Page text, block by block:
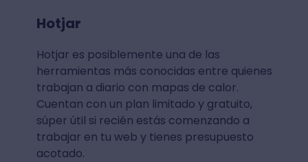
Hotjar
Hotjar es posiblemente una de las
herramientas más conocidas entre quienes
trabajan a diario con mapas de calor.
Cuentan con un plan limitado y gratuito,
súper útil si recién estás comenzando a
trabajar en tu web y tienes presupuesto
acotado.